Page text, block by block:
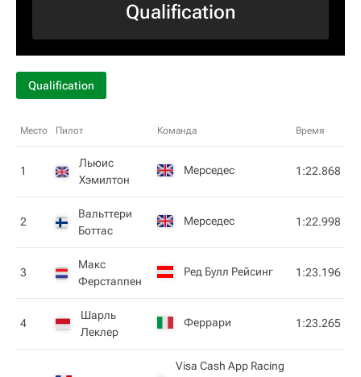
Qualification
Qualification
Место Пилот Команда Время
1
Льюис
Хэмилтон
Мерседес 1:22.868
2
Вальттери
Боттас
Мерседес 1:22.998
3
Макс
Ферстаппен
Ред Булл Рейсинг 1:23.196
4
Шарль
Леклер
Феррари 1:23.265
Visa Cash App Racing